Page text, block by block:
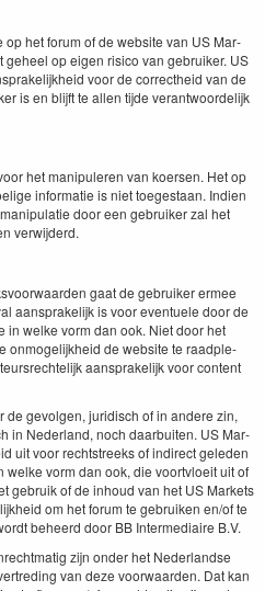
het forum of de web­site van US Mar­
op eigen risi­co van gebruik­er. US
voor de cor­rec­theid van de
is en bli­jft te allen tijde ver­ant­wo­ordelijk
het manip­uleren van koersen. Het op
infor­matie is niet toeges­taan. Indi­en
door een gebruik­er zal het
verwijderd.
gaat de gebruik­er ermee
aansprake­lijk is voor eventuele door de
in welke vorm dan ook. Niet door het
onmo­gelijkheid de web­site te raad­ple­
aansprake­lijk voor con­tent
de gevol­gen, juridisch of in andere zin,
in Ned­er­land, noch daar­buiten. US Mar­
uit voor recht­streeks of indi­rect gele­den
vorm dan ook, die voortvloeit uit of
gebruik of de inhoud van het US Mar­kets
om het forum te gebruiken en/​of te
beheerd door BB Inter­me­di­aire B.V.
zijn onder het Ned­er­landse
van deze voor­waar­den. Dat kan